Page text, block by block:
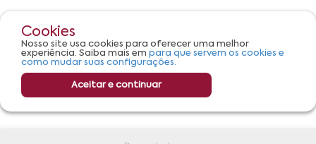
Cookies
Nosso site usa cookies para oferecer uma melhor
experiência. Saiba mais em para que servem os cookies e
como mudar suas configurações.
Aceitar e continuar